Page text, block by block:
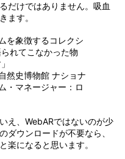
だけではありません。吸血
ます。
を象徴するコレクシ
れてこなかった物
然史博物館 ナショナ
・マネージャー：ロ
え、WebARではないのが少
ダウンロードが不要なら、
楽になると思います。